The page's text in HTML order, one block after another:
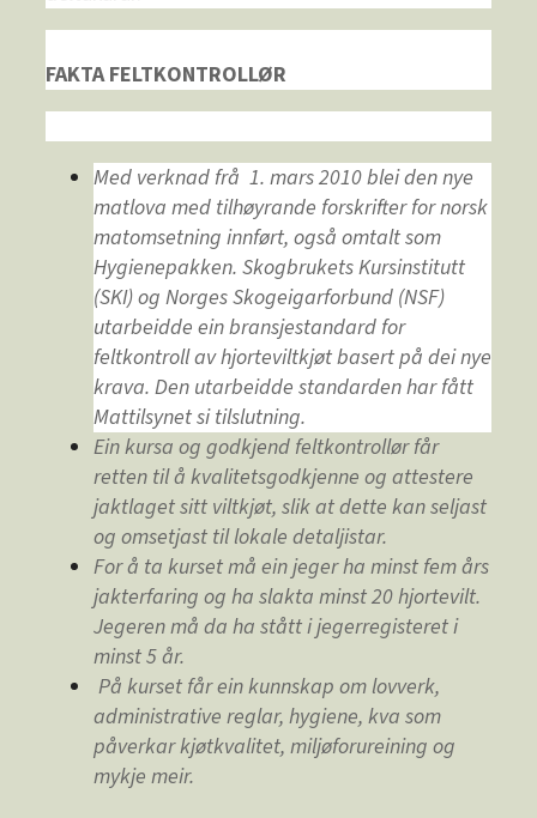
FAKTA FELTKONTROLLØR
Med verknad frå 1. mars 2010 blei den nye
matlova med tilhøyrande forskrifter for norsk
matomsetning innført, også omtalt som
Hygienepakken. Skogbrukets Kursinstitutt
(SKI) og Norges Skogeigarforbund (NSF)
utarbeidde ein bransjestandard for
feltkontroll av hjorteviltkjøt basert på dei nye
krava. Den utarbeidde standarden har fått
Mattilsynet si tilslutning.
Ein kursa og godkjend feltkontrollør får
retten til å kvalitetsgodkjenne og attestere
jaktlaget sitt viltkjøt, slik at dette kan seljast
og omsetjast til lokale detaljistar.
For å ta kurset må ein jeger ha minst fem års
jakterfaring og ha slakta minst 20 hjortevilt.
Jegeren må da ha stått i jegerregisteret i
minst 5 år.
På kurset får ein kunnskap om lovverk,
administrative reglar, hygiene, kva som
påverkar kjøtkvalitet, miljøforureining og
mykje meir.